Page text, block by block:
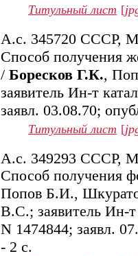
Титульный лист [
А.с. 345720 СССР,
Способ получения
/ Боресков Г.К.,
заявитель Ин-т
заявл. 03.08.70;
Титульный лист [
А.с. 349293 СССР,
Способ получения
Попов Б.И.,
В.С.; заявитель
N 1474844; заявл.
- 2 с.